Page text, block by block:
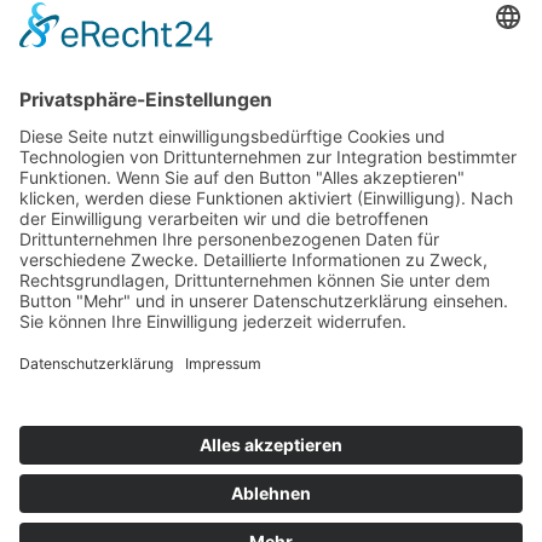
Jahrescharts
Top 100
Hot 50
Top Neueinsteiger
Highscores
DJ-Promo buchen